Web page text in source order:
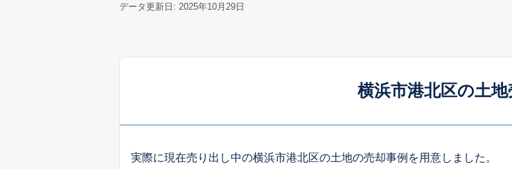
2026年 6月 -
㎡
データ更新日: 2025年10月29日
横浜市港北区の土地
実際に現在売り出し中の横浜市港北区の土地の売却事例を用意しました。